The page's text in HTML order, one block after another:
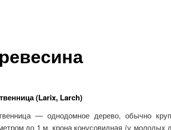
(Larix, Larch)
— однодомное дерево, обычно
до 1 м. крона конусовидная (у молодых